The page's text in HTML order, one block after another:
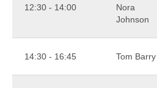
12:30 - 14:00
Nora
Johnson
14:30 - 16:45 Tom Barry